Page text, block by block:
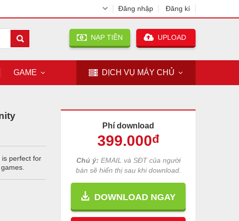
Đăng nhập Đăng kí
NẠP TIỀN UPLOAD
GAME DỊCH VỤ MÁY CHỦ
is perfect for
Phí download
399.000đ
Chú ý: EMAIL và SĐT của người
bán sẽ hiển thị sau khi download.
DOWNLOAD NGAY